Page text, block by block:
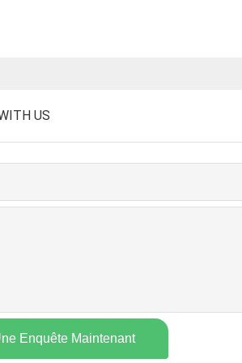
US
Enquête Maintenant